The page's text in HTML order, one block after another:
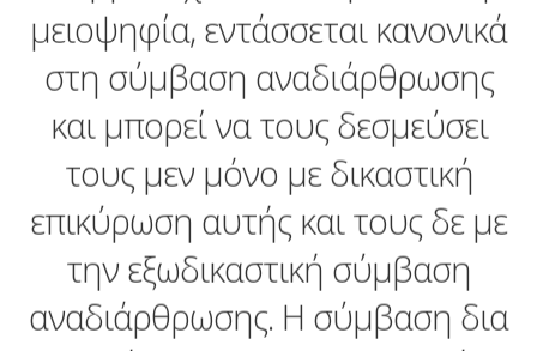
μειοψηφία, εντάσσεται κανονικά
στη σύμβαση αναδιάρθρωσης
και μπορεί να τους δεσμεύσει
τους μεν μόνο με δικαστική
επικύρωση αυτής και τους δε με
την εξωδικαστική σύμβαση
αναδιάρθρωσης. Η σύμβαση δια